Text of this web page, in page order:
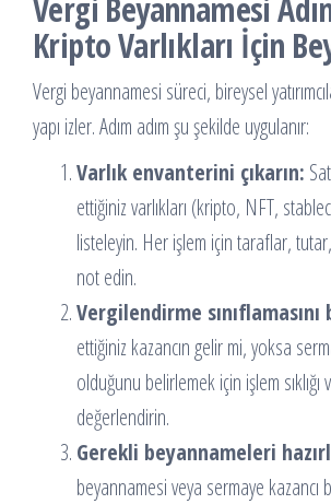
Vergi Beyannamesi
Kripto Varlıkları İçin
Vergi beyannamesi süreci, bireysel
yapı izler. Adım adım şu şekilde uygulanır:
Varlık envanterini çıkarın:
ettiğiniz varlıkları (kripto, NFT,
listeleyin. Her işlem için taraflar,
not edin.
Vergilendirme
ettiğiniz kazancın gelir mi, yoksa
olduğunu belirlemek için işlem sıklığı
değerlendirin.
Gerekli beyannameleri
beyannamesi veya sermaye kazancı